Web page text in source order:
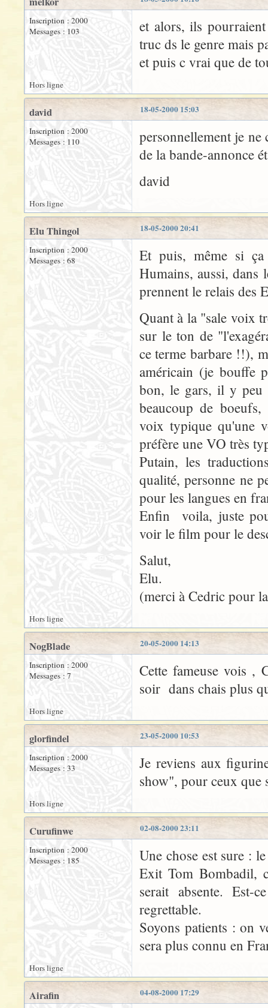
Inscription : 2000
Messages : 103
et alors, ils
truc ds le genre mais
et puis c vrai que de
Hors ligne
18-05-2000 15:03
david
Inscription : 2000
Messages : 110
personnellement je ne
de la bande-annonce
david
Hors ligne
18-05-2000 20:41
Elu Thingol
Inscription : 2000
Messages : 68
Et puis, même si
Humains, aussi, dans
prennent le relais des
Quant à la "sale voix
sur le ton de
ce terme barbare !!),
américain (je bouffe
bon, le gars, il y peu
beaucoup de boeufs,
voix typique qu'une
préfère une VO très
Putain, les
qualité, personne ne
pour les langues en
Enfin voila, juste
voir le film pour le
Salut,
Elu.
(merci à Cedric pour
Hors ligne
20-05-2000 14:13
NogBlade
Inscription : 2000
Messages : 7
Cette fameuse vois ,
soir dans chais plus
Hors ligne
23-05-2000 10:53
glorfindel
Inscription : 2000
Messages : 33
Je reviens aux
show", pour ceux que
Hors ligne
02-08-2000 23:11
Curufinwe
Inscription : 2000
Messages : 185
Une chose est sure :
Exit Tom Bombadil,
serait absente.
regrettable.
Soyons patients : on
sera plus connu en
Hors ligne
04-08-2000 17:29
Airafin